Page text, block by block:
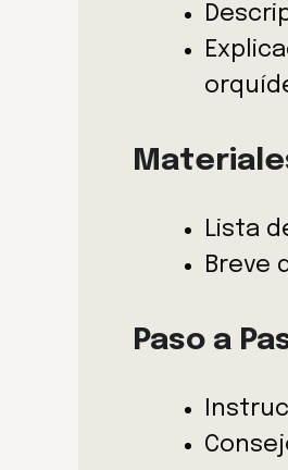
Lista
Breve
Paso a